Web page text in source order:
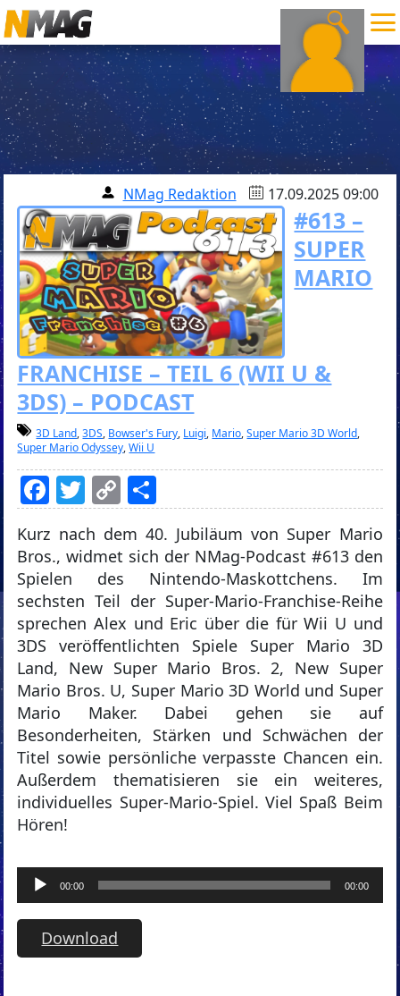
NMag Redaktion 17.09.2025 09:00
#613 –
SUPER
MARIO
FRANCHISE – TEIL 6 (WII U &
3DS) – PODCAST
3D Land,3DS, Bowser's Fury, Luigi, Mario,Super Mario 3D World,
Super Mario Odyssey,Wii U
Facebook
Twitter
Copy
Link
Kurz nach dem 40. Jubiläum von Super Mario
Bros., widmet sich der NMag-Podcast #613 den
Spielen des Nintendo-Maskottchens. Im
sechsten Teil der Super-Mario-Franchise-Reihe
sprechen Alex und Eric über die für Wii U und
3DS veröffentlichten Spiele Super Mario 3D
Land, New Super Mario Bros. 2, New Super
Mario Bros. U, Super Mario 3D World und Super
Mario Maker. Dabei gehen sie auf
Besonderheiten, Stärken und Schwächen der
Titel sowie persönliche verpasste Chancen ein.
Außerdem thematisieren sie ein weiteres,
individuelles Super-Mario-Spiel. Viel Spaß Beim
Hören!
Audio-
Player
00:00 00:00
Download